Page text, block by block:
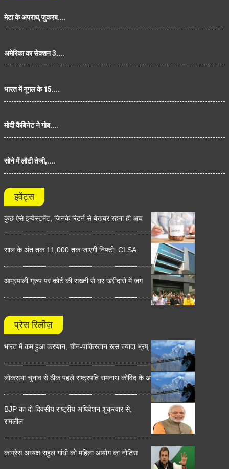
मेटा के अपराध,जुकरब....
अमेरिका का सेक्शन 3....
भारत में गूगल के 15....
मोदी कैबिनेट ने गोब....
सोने में लौटी तेजी,....
इवेंट्स
कुछ ऐसे इन्वेस्टमेंट, जिनके रिटर्न से बेखबर रहना ही अच
साल के अंत तक 11,000 तक जाएगी निफ्टी: CLSA
आम्रपाली ग्रुप पर कोर्ट की सख्ती से घर खरीदारों में जग
प्रेस रिलीज़
भारत में कम हुआ करप्शन, चीन-पाकिस्तान रूस ज्यादा भ्रष्
लोकसभा चुनाव से ठीक पहले राष्ट्रपति रामनाथ कोविंद के अ
BJP का दो-दिवसीय राष्ट्रीय अधिवेशन शुक्रवार से,
रामलील
कांग्रेस अध्यक्ष राहुल गांधी को महिला आयोग का नोटिस